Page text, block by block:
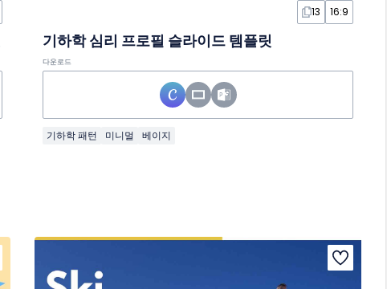
13 16:9
기하학 심리 프로필 슬라이드 템플릿
다운로드
기하학 패턴 미니멀 베이지